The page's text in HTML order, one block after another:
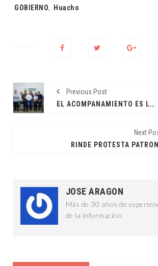
Tags:
GOBIERNO, Huacho
Previous Post
EL ACOMPAÑAMIENTO ES LA NUEVA FORMA DE GOBERNAR: CPL
Next
JOSE ARAGON
Más de 30 años de
de la información